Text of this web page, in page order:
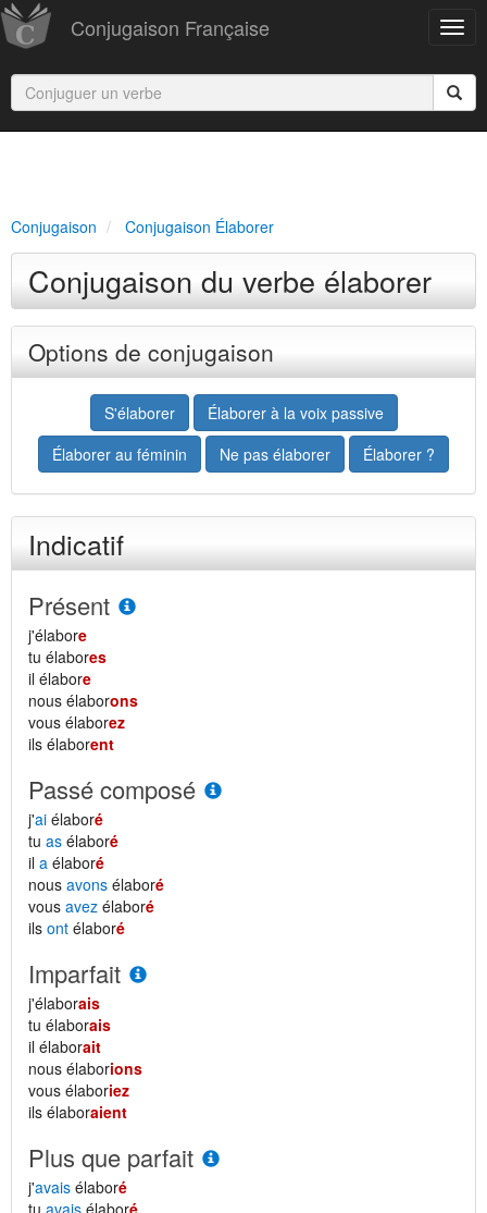
Conjugaison Française
Conjugaison Conjugaison Élaborer
Conjugaison du verbe élaborer
Options de conjugaison
S'élaborer
Élaborer à la voix passive
Élaborer au féminin
Ne pas élaborer Élaborer ?
Indicatif
Présent
j'élabore
tu élabores
il élabore
nous élaborons
vous élaborez
ils élaborent
Passé composé
j'ai élaboré
tu as élaboré
il a élaboré
nous avons élaboré
vous avez élaboré
ils ont élaboré
Imparfait
j'élaborais
tu élaborais
il élaborait
nous élaborions
vous élaboriez
ils élaboraient
Plus que parfait
j'avais élaboré
tu avais élaboré